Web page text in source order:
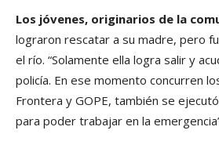
Los jóvenes, originarios de la
lograron rescatar a su madre, pero
el río. “Solamente ella logra salir y
policía. En ese momento concurren
Frontera y GOPE, también se
para poder trabajar en la